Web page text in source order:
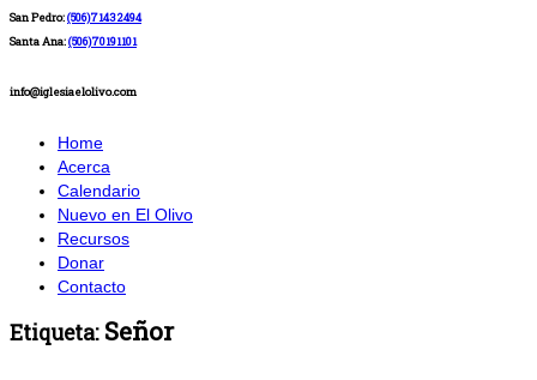
San Pedro:(506)71432494
Santa Ana:(506)70191101
info@iglesiaelolivo.com
Home
Acerca
Calendario
Nuevo en El Olivo
Recursos
Donar
Contacto
Etiqueta:Señor